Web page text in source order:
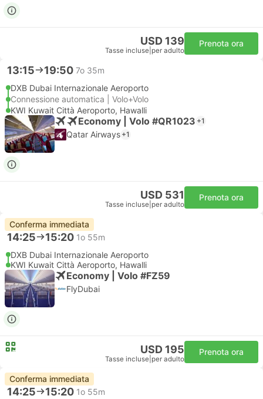
USD 139
Tasse incluse per adulto
Prenota ora
13:15 19:50 7o 35m
DXB Dubai Internazionale Aeroporto
Connessione automatica | Volo+Volo
KWI Kuwait Città Aeroporto, Hawalli
Economy | Volo #QR1023 +1
Qatar Airways +1
USD 531
Tasse incluse per adulto
Prenota ora
Conferma immediata
14:25 15:20 1o 55m
DXB Dubai Internazionale Aeroporto
KWI Kuwait Città Aeroporto, Hawalli
Economy | Volo #FZ59
FlyDubai
USD 195
Tasse incluse per adulto
Prenota ora
Conferma immediata
14:25 15:20 1o 55m